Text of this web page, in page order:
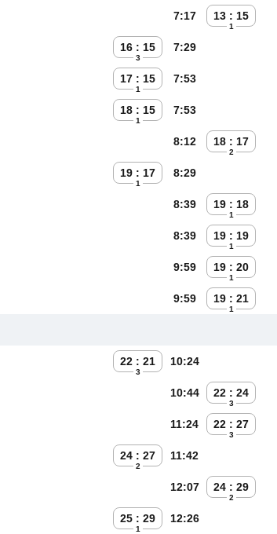
13 : 15
1
7:17
16 : 15
3
7:29
17 : 15
1
7:53
18 : 15
1
7:53
18 : 17
2
8:12
19 : 17
1
8:29
19 : 18
1
8:39
19 : 19
1
8:39
19 : 20
1
9:59
19 : 21
1
9:59
22 : 21
3
10:24
22 : 24
3
10:44
22 : 27
3
11:24
24 : 27
2
11:42
24 : 29
2
12:07
25 : 29
1
12:26